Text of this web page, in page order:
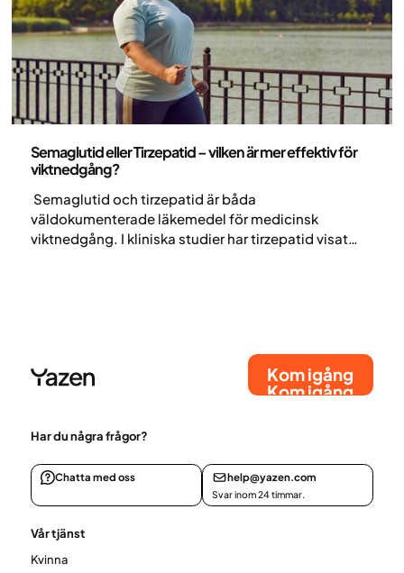
Semaglutid eller Tirzepatid – vilken är mer effektiv för
viktnedgång?
Semaglutid och tirzepatid är båda
väldokumenterade läkemedel för medicinsk
viktnedgång. I kliniska studier har tirzepatid visat
Kom igång
Kom igång
Har du några frågor?
Chatta med oss help@yazen.com
Svar inom 24 timmar.
Vår tjänst
Kvinna